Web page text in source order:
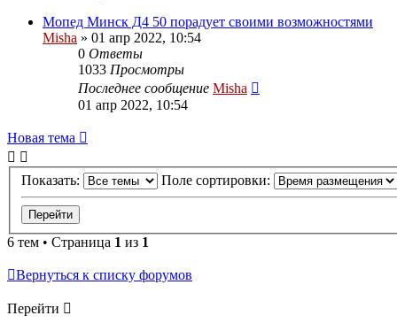
Мопед Минск Д4 50 порадует своими возможностями
Misha » 01 апр 2022, 10:54
0 Ответы
1033 Просмотры
Последнее сообщение Misha
01 апр 2022, 10:54
Новая тема
Показать: Поле сортировки:
6 тем • Страница 1 из 1
Вернуться к списку форумов
Перейти